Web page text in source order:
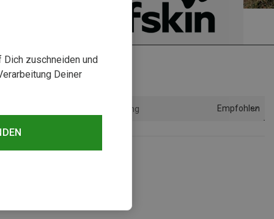
Sortierung Empfohlen
zuschneiden und
Deiner